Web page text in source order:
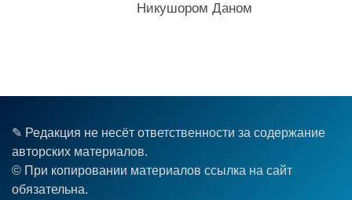
Никушором Даном
✎ Редакция не несёт ответственности за содержание
авторских материалов.
© При копировании материалов ссылка на сайт
обязательна.